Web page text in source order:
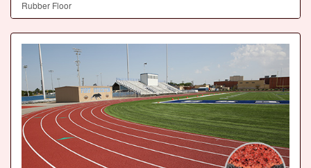
Rubber Floor